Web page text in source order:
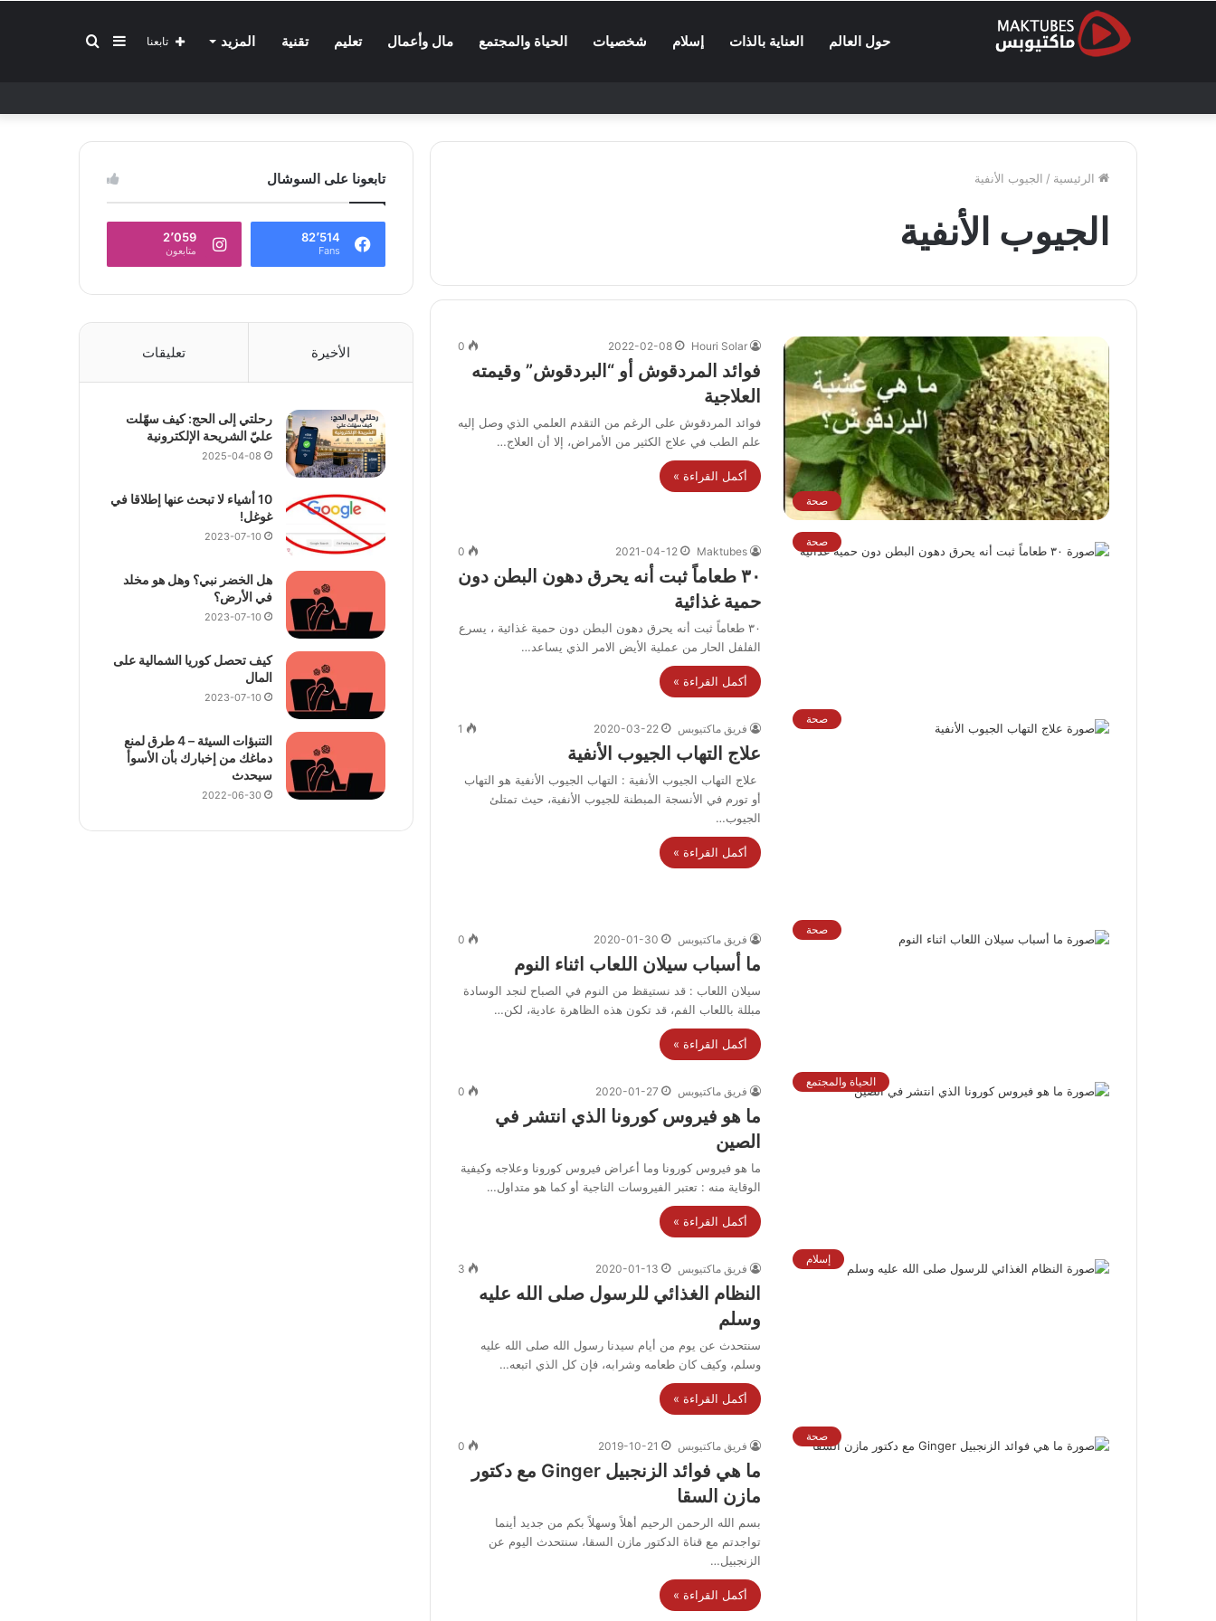
حول العالم العناية بالذات إسلام شخصيات الحياة والمجتمع مال وأعمال تعليم تقنية المزيد بحثإضافة
جانبي
تابعنا
الرئيسية / الجيوب الأنفية
الجيوب الأنفية
صحة
Houri Solar
2022-02-08
0
فوائد المردقوش أو “البردقوش” وقيمته
العلاجية
فوائد المردقوش على الرغم من التقدم العلمي الذي وصل إليه
علم الطب في علاج الكثير من الأمراض، إلا أن العلاج…
أكمل القراءة »
صحة
Maktubes
2021-04-12
0
٣٠ طعاماً ثبت أنه يحرق دهون البطن دون
حمية غذائية
٣٠ طعاماً ثبت أنه يحرق دهون البطن دون حمية غذائية ، يسرع
الفلفل الحار من عملية الأيض الامر الذي يساعد…
أكمل القراءة »
صحة
فريق ماكتيوبس 2020-03-22
1
علاج التهاب الجيوب الأنفية
علاج التهاب الجيوب الأنفية : التهاب الجيوب الأنفية هو التهاب
أو تورم في الأنسجة المبطنة للجيوب الأنفية، حيث تمتلئ
الجيوب…
أكمل القراءة »
صحة
فريق ماكتيوبس 2020-01-30
0
ما أسباب سيلان اللعاب اثناء النوم
سيلان اللعاب : قد نستيقظ من النوم في الصباح لنجد الوسادة
مبللة باللعاب الفم، قد تكون هذه الظاهرة عادية، لكن…
أكمل القراءة »
الحياة والمجتمع
فريق ماكتيوبس 2020-01-27
0
ما هو فيروس كورونا الذي انتشر في
الصين
ما هو فيروس كورونا وما أعراض فيروس كورونا وعلاجه وكيفية
الوقاية منه : تعتبر الفيروسات التاجية أو كما هو متداول…
أكمل القراءة »
إسلام
فريق ماكتيوبس 2020-01-13
3
النظام الغذائي للرسول صلى الله عليه
وسلم
سنتحدث عن يوم من أيام سيدنا رسول الله صلى الله عليه
وسلم، وكيف كان طعامه وشرابه، فإن كل الذي اتبعه…
أكمل القراءة »
صحة
فريق ماكتيوبس 2019-10-21
0
ما هي فوائد الزنجبيل Ginger مع دكتور
مازن السقا
بسم الله الرحمن الرحيم أهلاً وسهلاً بكم من جديد أينما
تواجدتم مع قناة الدكتور مازن السقا، سنتحدث اليوم عن
الزنجبيل…
أكمل القراءة »
تابعونا على السوشال
82٬514
Fans
2٬059
متابعون
الأخيرة تعليقات
رحلتي إلى الحج: كيف سهّلت
عليّ الشريحة الإلكترونية
2025-04-08
10 أشياء لا تبحث عنها إطلاقا في
غوغل!
2023-07-10
هل الخضر نبي؟ وهل هو مخلد
في الأرض؟
2023-07-10
كيف تحصل كوريا الشمالية على
المال
2023-07-10
التنبؤات السيئة – 4 طرق لمنع
دماغك من إخبارك بأن الأسوأ
سيحدث
2022-06-30